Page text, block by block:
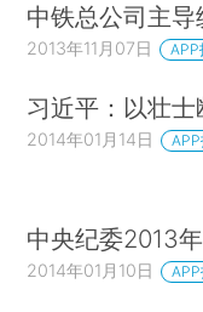
中铁总公司主
2013年11月07日 APP
习近平：以壮
2014年01月14日
中央纪委2013
2014年01月10日